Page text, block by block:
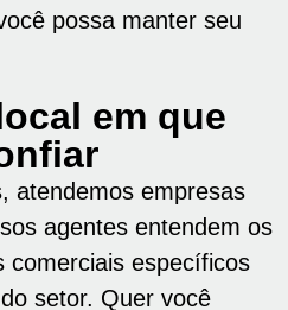
possa manter seu
em que
atendemos empresas
agentes entendem os
comerciais específicos
setor. Quer você